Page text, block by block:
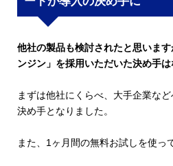
他社の製品も検討されたと思いま
ンジン」を採用いただいた決め手は
まずは他社にくらべ、大手企業な
決め手となりました。
また、1ヶ月間の無料お試しを使っ